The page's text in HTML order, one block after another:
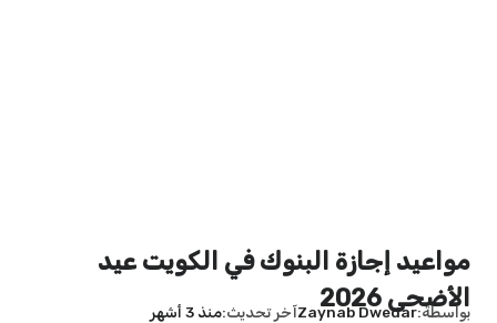
مواعيد إجازة البنوك في الكويت عيد
الأضحى 2026
بواسطة Zaynab Dwedarآخر تحديث منذ 3 أشهر